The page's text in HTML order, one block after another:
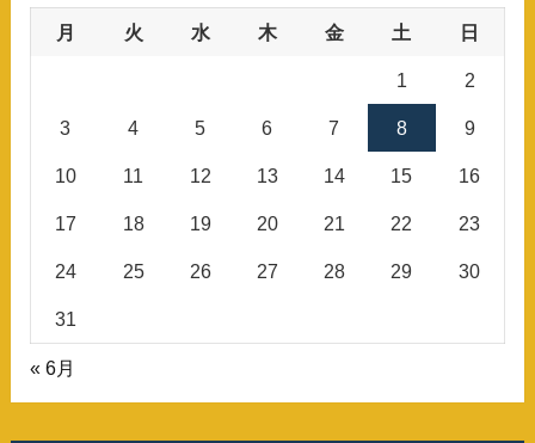
月 火 水 木 金 土 日
1 2
3 4 5 6 7 8 9
10 11 12 13 14 15 16
17 18 19 20 21 22 23
24 25 26 27 28 29 30
31
« 6月